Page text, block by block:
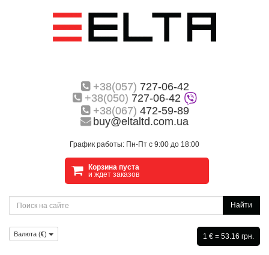
+38(057) 727-06-42
+38(050) 727-06-42
+38(067) 472-59-89
buy@eltaltd.com.ua
График работы: Пн-Пт с 9:00 до 18:00
Корзина пуста
и ждет заказов
Найти
Валюта (€) 1 € = 53.16 грн.